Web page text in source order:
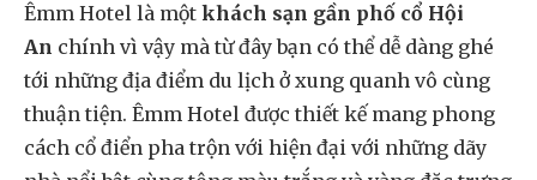
Êmm Hotel là một khách sạn gần phố cổ Hội
An chính vì vậy mà từ đây bạn có thể dễ dàng ghé
tới những địa điểm du lịch ở xung quanh vô cùng
thuận tiện. Êmm Hotel được thiết kế mang phong
cách cổ điển pha trộn với hiện đại với những dãy